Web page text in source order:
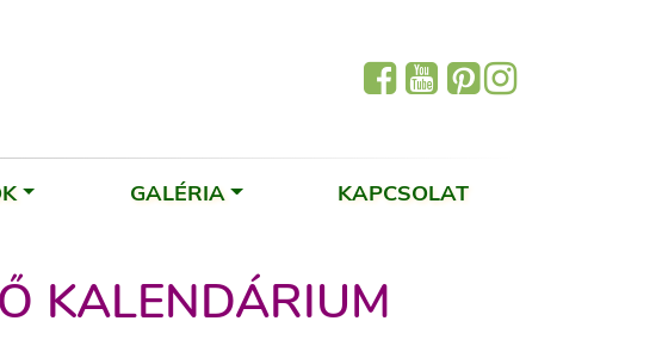
GALÉRIA KAPCSOLAT
KALENDÁRIUM